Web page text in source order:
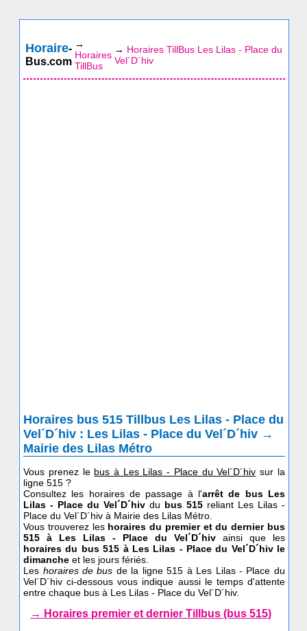
Horaire-
Bus.com
→
Horaires
TillBus
→ Horaires TillBus Les Lilas - Place du
Vel´D´hiv
Horaires bus 515 Tillbus Les Lilas - Place du
Vel´D´hiv : Les Lilas - Place du Vel´D´hiv →
Mairie des Lilas Métro
Vous prenez le bus à Les Lilas - Place du Vel´D´hiv sur la
ligne 515 ?
Consultez les horaires de passage à l'arrêt de bus Les
Lilas - Place du Vel´D´hiv du bus 515reliant Les Lilas -
Place du Vel´D´hiv à Mairie des Lilas Métro.
Vous trouverez les horaires du premier et du dernier bus
515 à Les Lilas - Place du Vel´D´hivainsi que les
horaires du bus 515 à Les Lilas - Place du Vel´D´hiv le
dimanche et les jours fériés.
Les horaires de bus de la ligne 515 à Les Lilas - Place du
Vel´D´hiv ci-dessous vous indique aussi le temps d'attente
entre chaque bus à Les Lilas - Place du Vel´D´hiv.
→ Horaires premier et dernier Tillbus (bus 515)